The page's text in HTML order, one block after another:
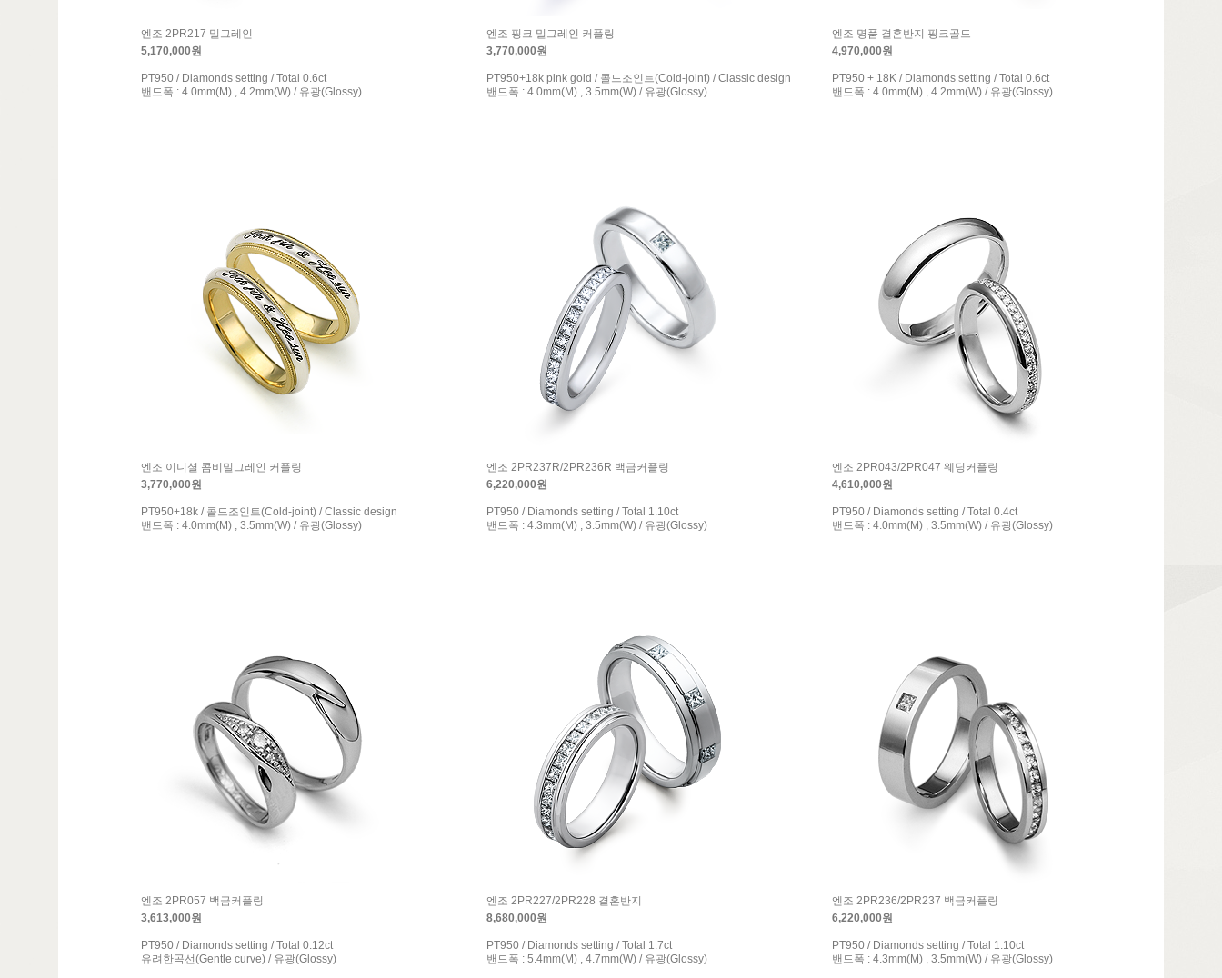
엔조 명품 결혼반지 핑크골드
4,970,000원
PT950 + 18K / Diamonds setting / Total 0.6ct
밴드폭 : 4.0mm(M) , 4.2mm(W) / 유광(Glossy)
엔조 핑크 밀그레인 커플링
3,770,000원
PT950+18k pink gold / 콜드조인트(Cold-joint) / Classic design
밴드폭 : 4.0mm(M) , 3.5mm(W) / 유광(Glossy)
엔조 2PR217 밀그레인
5,170,000원
PT950 / Diamonds setting / Total 0.6ct
밴드폭 : 4.0mm(M) , 4.2mm(W) / 유광(Glossy)
엔조 2PR043/2PR047 웨딩커플링
4,610,000원
PT950 / Diamonds setting / Total 0.4ct
밴드폭 : 4.0mm(M) , 3.5mm(W) / 유광(Glossy)
엔조 2PR237R/2PR236R 백금커플링
6,220,000원
PT950 / Diamonds setting / Total 1.10ct
밴드폭 : 4.3mm(M) , 3.5mm(W) / 유광(Glossy)
엔조 이니셜 콤비밀그레인 커플링
3,770,000원
PT950+18k / 콜드조인트(Cold-joint) / Classic design
밴드폭 : 4.0mm(M) , 3.5mm(W) / 유광(Glossy)
엔조 2PR236/2PR237 백금커플링
6,220,000원
PT950 / Diamonds setting / Total 1.10ct
밴드폭 : 4.3mm(M) , 3.5mm(W) / 유광(Glossy)
엔조 2PR227/2PR228 결혼반지
8,680,000원
PT950 / Diamonds setting / Total 1.7ct
밴드폭 : 5.4mm(M) , 4.7mm(W) / 유광(Glossy)
엔조 2PR057 백금커플링
3,613,000원
PT950 / Diamonds setting / Total 0.12ct
유려한곡선(Gentle curve) / 유광(Glossy)